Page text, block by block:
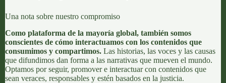
Una nota sobre nuestro compromiso
Como plataforma de la mayoría global, también somos
conscientes de cómo interactuamos con los contenidos que
consumimos y compartimos. Las historias, las voces y las causas
que difundimos dan forma a las narrativas que mueven el mundo.
Optamos por seguir, promover e interactuar con contenidos que
sean veraces, responsables y estén basados en la justicia.